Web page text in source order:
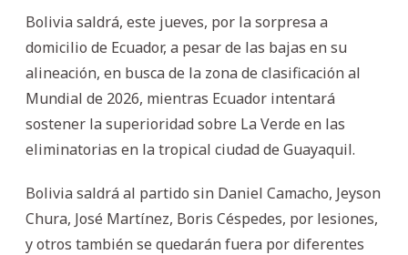
Bolivia saldrá, este jueves, por la sorpresa a
domicilio de Ecuador, a pesar de las bajas en su
alineación, en busca de la zona de clasificación al
Mundial de 2026, mientras Ecuador intentará
sostener la superioridad sobre La Verde en las
eliminatorias en la tropical ciudad de Guayaquil.
Bolivia saldrá al partido sin Daniel Camacho, Jeyson
Chura, José Martínez, Boris Céspedes, por lesiones,
y otros también se quedarán fuera por diferentes